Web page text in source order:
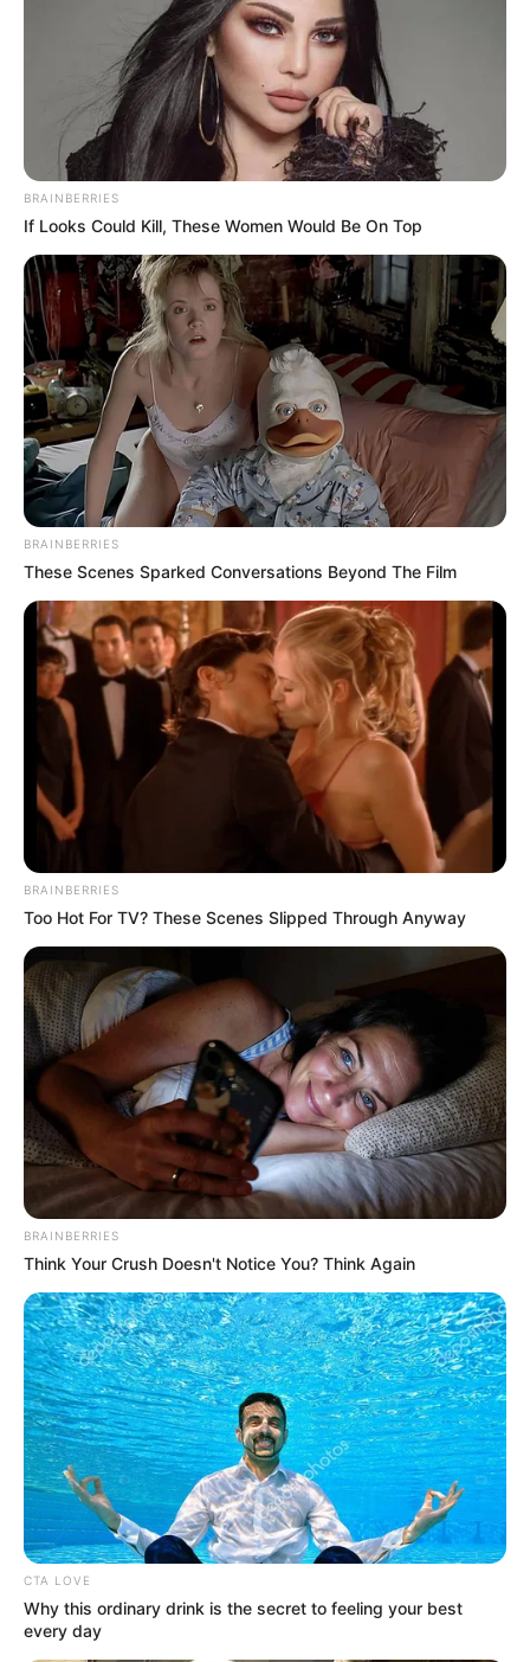
BRAINBERRIES
If Looks Could Kill, These Women Would Be On Top
BRAINBERRIES
These Scenes Sparked Conversations Beyond The Film
BRAINBERRIES
Too Hot For TV? These Scenes Slipped Through Anyway
BRAINBERRIES
Think Your Crush Doesn't Notice You? Think Again
CTA LOVE
Why this ordinary drink is the secret to feeling your best
every day